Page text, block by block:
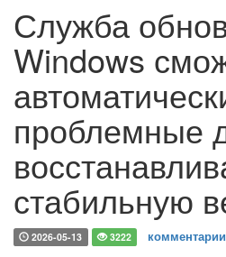
Служба
Windows
проблемные
стабильную
2026-05-13 3222 комментарии